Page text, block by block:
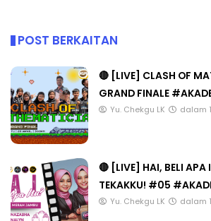
POST BERKAITAN
🔴 [LIVE] CLASH OF
GRAND FINALE
Yu. Chekgu LK dalam
🔴 [LIVE] HAI, BELI APA
TEKAKKU! #05
Yu. Chekgu LK dalam